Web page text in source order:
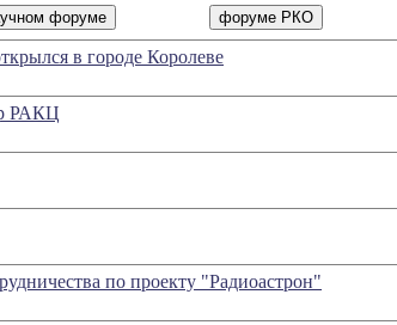
в городе Королеве
РАКЦ
по проекту "Радиоастрон"